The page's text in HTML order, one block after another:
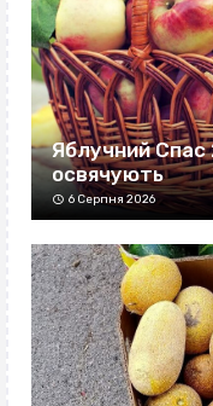
Яблучний
освячують
6 Серпня 2026